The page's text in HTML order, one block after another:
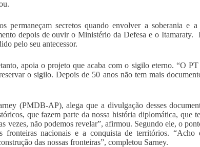
permaneçam secretos quando envolver a soberania e
depois de ouvir o Ministério da Defesa e o Itamaraty.
pelo seu antecessor.
apoia o projeto que acaba com o sigilo eterno. “O
o sigilo. Depois de 50 anos não tem mais
(PMDB-AP), alega que a divulgação desses
que fazem parte da nossa história diplomática, que
vezes, não podemos revelar”, afirmou. Segundo ele, o
fronteiras nacionais e a conquista de territórios.
das nossas fronteiras”, completou Sarney.